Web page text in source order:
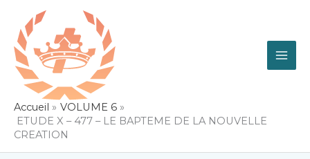
contenu
Accueil
VOLUME 6
ETUDE X – 477 – LE BAPTEME DE LA NOUVELLE
CREATION